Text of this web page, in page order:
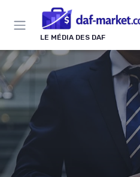
LE MÉDIA DES DAF
Panneau de gestion des cookies